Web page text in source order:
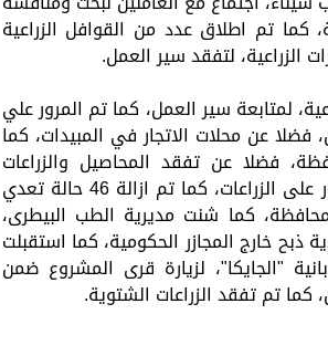
كما تم اطلاق عدد من القوافل الزراعية
الزراعية، لتفقد سير العمل.
لمتابعة سير العمل، كما تم المرور علي
فضلا عن محلات الاتجار في المبيدات، كما
فضلا عن تفقد المحاصيل والزراعات
المختلفة، كذلك واصلت مديرية الزراعة بمحافظة بنى سويف، المرور على الزراعات، كما تم ازالة 46 حالة تعدي
كما شنت مديرية الطب البيطرى،
عبارة عن لحوم بلدية ذبح خارج المجازر الحكومية، كما استقبلت
"الجايكا"، لزيارة قرى المشروع ضمن
تم تفقد الزراعات الشتوية.